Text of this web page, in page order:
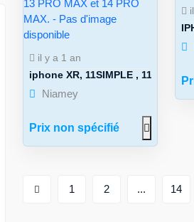
il y a 1 an
iphone XR, 11SIMPLE , 11 PRO
Niamey
Prix non spécifié
1 2 ... 14